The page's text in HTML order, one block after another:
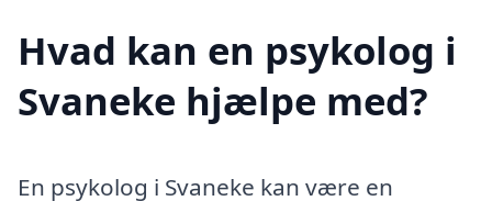
Hvad kan en psykolog i
Svaneke hjælpe med?
En psykolog i Svaneke kan være en